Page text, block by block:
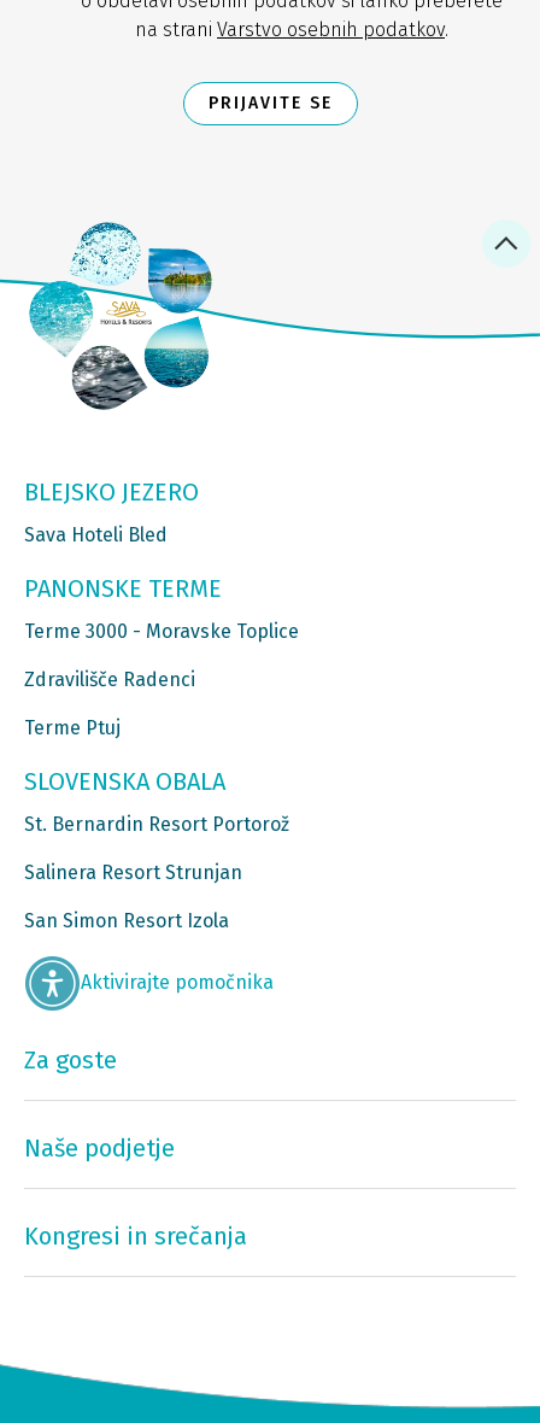
na strani Varstvo osebnih podatkov.
PRIJAVITE SE
BLEJSKO JEZERO
Sava Hoteli Bled
PANONSKE TERME
Terme 3000 - Moravske Toplice
Zdravilišče Radenci
Terme Ptuj
SLOVENSKA OBALA
St. Bernardin Resort Portorož
Salinera Resort Strunjan
San Simon Resort Izola
Aktivirajte pomočnika
Za goste
Naše podjetje
Kongresi in srečanja